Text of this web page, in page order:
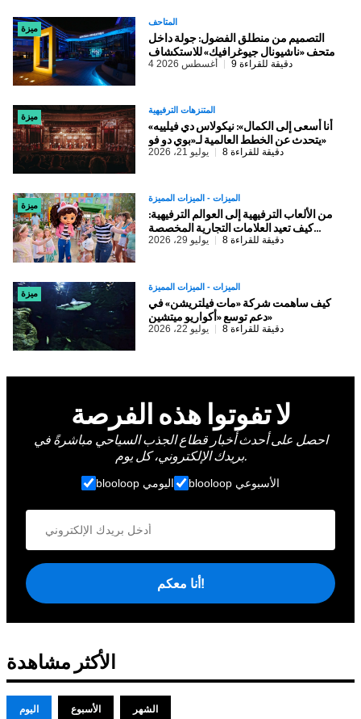
ميزة
المتاحف
​التصميم من منطلق الفضول: جولة داخل
متحف «ناشيونال جيوغرافيك» للاستكشاف
4 أغسطس 2026 9 دقيقة للقراءة
ميزة
المتنزهات الترفيهية
​«أنا أسعى إلى الكمال»: نيكولاس دي فيلييه
يتحدث عن الخطط العالمية لـ«بوي دو فو»
يوليو 21، 2026 8 دقيقة للقراءة
ميزة
الميزات - الميزات المميزة
من الألعاب الترفيهية إلى العوالم الترفيهية:
كيف تعيد العلامات التجارية المخصصة
للأطفال تشكيل صناعة المعالم الترفيهية
يوليو 29، 2026 8 دقيقة للقراءة
ميزة
الميزات - الميزات المميزة
كيف ساهمت شركة «مات فيلتريشن» في
دعم توسع «أكواريو ميتشين»
يوليو 22، 2026 8 دقيقة للقراءة
لا تفوتوا هذه الفرصة
احصل على أحدث أخبار قطاع الجذب السياحي مباشرةً في
بريدك الإلكتروني، كل يوم.
blooloop اليومي blooloop الأسبوعي
أنا معكم!
الأكثر مشاهدة
اليوم الأسبوع الشهر